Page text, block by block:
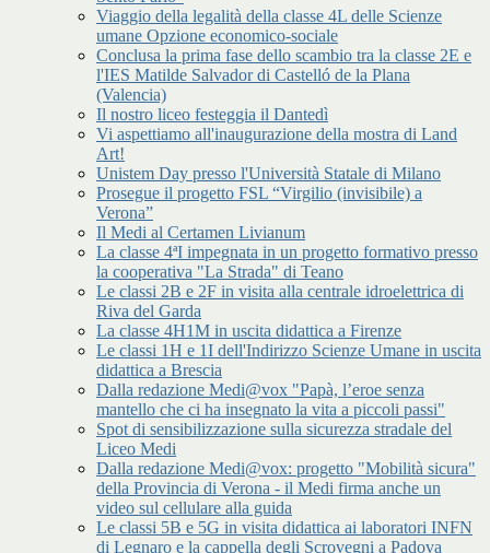
Viaggio della legalità della classe 4L delle Scienze
umane Opzione economico-sociale
Conclusa la prima fase dello scambio tra la classe 2E e
l'IES Matilde Salvador di Castelló de la Plana
(Valencia)
Il nostro liceo festeggia il Dantedì
Vi aspettiamo all'inaugurazione della mostra di Land
Art!
Unistem Day presso l'Università Statale di Milano
Prosegue il progetto FSL “Virgilio (invisibile) a
Verona”
Il Medi al Certamen Livianum
La classe 4ªI impegnata in un progetto formativo presso
la cooperativa "La Strada" di Teano
Le classi 2B e 2F in visita alla centrale idroelettrica di
Riva del Garda
La classe 4H1M in uscita didattica a Firenze
Le classi 1H e 1I dell'Indirizzo Scienze Umane in uscita
didattica a Brescia
Dalla redazione Medi@vox "Papà, l’eroe senza
mantello che ci ha insegnato la vita a piccoli passi"
Spot di sensibilizzazione sulla sicurezza stradale del
Liceo Medi
Dalla redazione Medi@vox: progetto "Mobilità sicura"
della Provincia di Verona - il Medi firma anche un
video sul cellulare alla guida
Le classi 5B e 5G in visita didattica ai laboratori INFN
di Legnaro e la cappella degli Scrovegni a Padova